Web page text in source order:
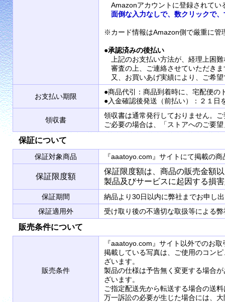
Amazonアカウントに登録されてい
面倒な入力なしで、数クリックで
※カード情報はAmazon側で厳重に管
●承認済みの後払い
上記のお支払い方法が、経理上困
審査の上、ご連絡させていただきま
又、お買いあげ実績により、ご希
お支払い期限
●商品代引：商品到着時に、宅配便の
●入金確認後発送（前払い）：２１日
領収書
領収書は通常発行しておりません。
ご必要の場合は、「ストアへのご要
保証について
保証対象商品 『aaatoyo.com』サイトにて掲載の
保証限度額
保証限度額は、商品の販売金額
製品及びサービスに起因する損
保証期間
納品より30日以内に弊社までお申し
保証適用外
受け取り後の不適切な取扱等による
販売条件について
販売条件
『aaatoyo.com』サイト以外でのお
掲載している写真は、ご使用のコン
ざいます。
製品の仕様は予告無く変更する場合
ざいます。
ご指定配送先から転送する場合の送
万一訴訟の必要が生じた場合には、